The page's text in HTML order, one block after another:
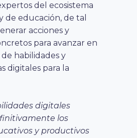
del ecosistema
de educación, de tal
acciones y
para avanzar en
habilidades y
digitales para la
digitales
los
y productivos